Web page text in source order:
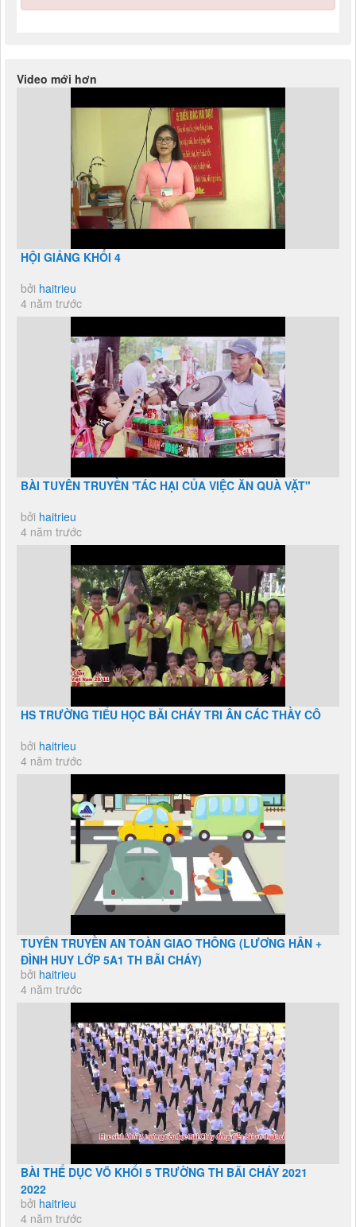
Video mới hơn
HỘI GIẢNG KHỐI 4
bởi haitrieu
4 năm trước
BÀI TUYÊN TRUYỀN 'TÁC HẠI CỦA VIỆC ĂN QUÀ VẶT"
bởi haitrieu
4 năm trước
HS TRƯỜNG TIỂU HỌC BÃI CHÁY TRI ÂN CÁC THẦY CÔ
bởi haitrieu
4 năm trước
TUYÊN TRUYỀN AN TOÀN GIAO THÔNG (LƯƠNG HÂN +
ĐÌNH HUY LỚP 5A1 TH BÃI CHÁY)
bởi haitrieu
4 năm trước
BÀI THỂ DỤC VÕ KHỔI 5 TRƯỜNG TH BÃI CHÁY 2021
2022
bởi haitrieu
4 năm trước